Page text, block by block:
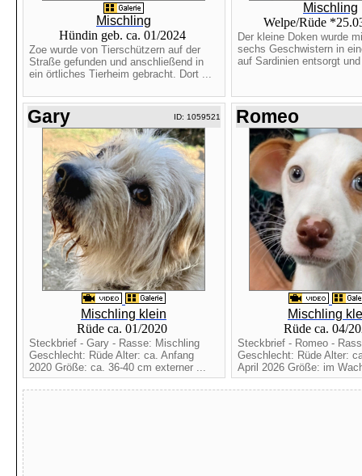
Mischling
Hündin geb. ca. 01/2024
Zoe wurde von Tierschützern auf der
Straße gefunden und anschließend in
ein örtliches Tierheim gebracht. Dort ...
Mischling
Welpe/Rüde
Der kleine Doken wurde
sechs Geschwistern in
auf Sardinien entsorgt
Gary ID: 1059521
Mischling klein
Rüde ca. 01/2020
Steckbrief - Gary - Rasse: Mischling
Geschlecht: Rüde Alter: ca. Anfang
2020 Größe: ca. 36-40 cm externer ...
Romeo
Mischling
Rüde ca. 04/
Steckbrief - Romeo -
Geschlecht: Rüde Alter:
April 2026 Größe: im